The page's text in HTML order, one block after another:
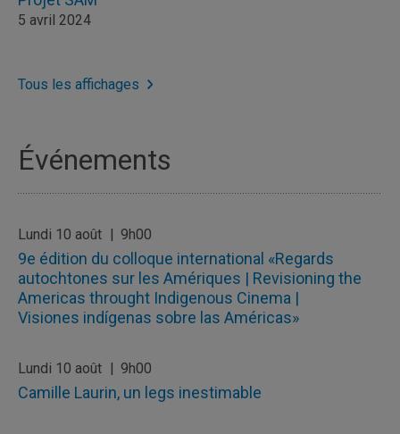
5 avril 2024
Tous les affichages
Événements
Lundi 10 août 9h00
9e édition du colloque international «Regards
autochtones sur les Amériques | Revisioning the
Americas throught Indigenous Cinema |
Visiones indígenas sobre las Américas»
Lundi 10 août 9h00
Camille Laurin, un legs inestimable